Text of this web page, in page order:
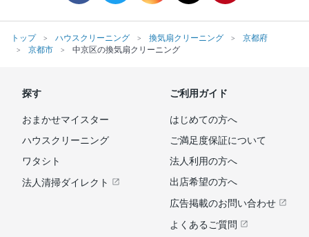
トップ ハウスクリーニング 換気扇クリーニング
京都府
京都市
中京区の換気扇クリーニング
探す
おまかせマイスター
ハウスクリーニング
ワタシト
法人清掃ダイレクト
ご利用ガイド
はじめての方へ
ご満足度保証について
法人利用の方へ
出店希望の方へ
広告掲載のお問い合わせ
よくあるご質問